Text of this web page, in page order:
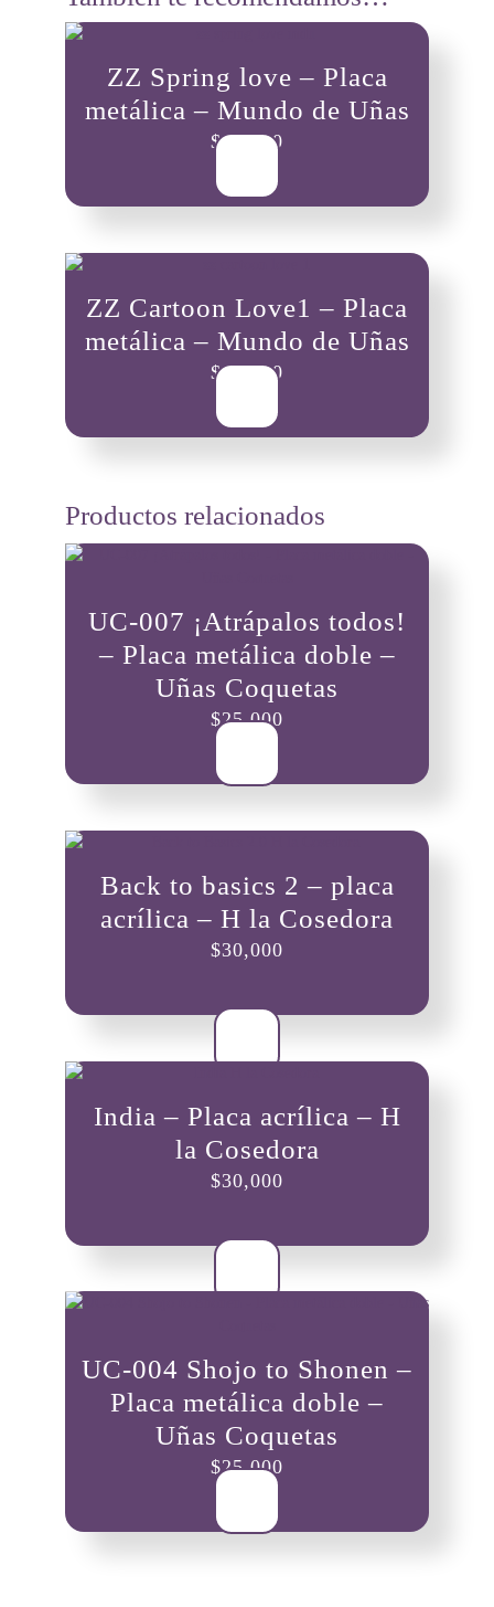
ZZ Spring love – Placa
metálica – Mundo de Uñas
$19,300
ZZ Cartoon Love1 – Placa
metálica – Mundo de Uñas
$19,300
Productos relacionados
UC-007 ¡Atrápalos todos!
– Placa metálica doble –
Uñas Coquetas
$25,000
Back to basics 2 – placa
acrílica – H la Cosedora
$30,000
India – Placa acrílica – H
la Cosedora
$30,000
UC-004 Shojo to Shonen –
Placa metálica doble –
Uñas Coquetas
$25,000